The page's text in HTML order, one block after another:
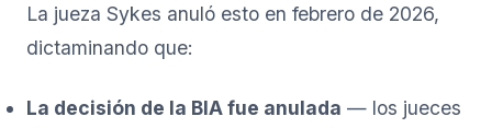
La jueza Sykes anuló esto en febrero de 2026,
dictaminando que:
La decisión de la BIA fue anulada — los jueces